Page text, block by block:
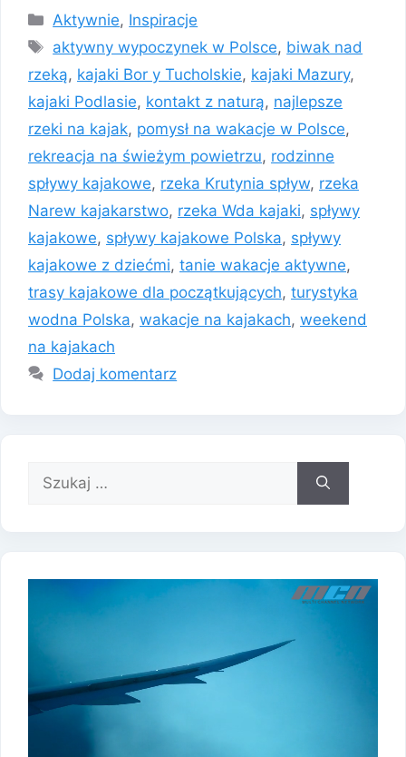
Kategorie
Aktywnie, Inspiracje
Tagi
aktywny wypoczynek w Polsce, biwak nad
rzeką, kajaki Bor y Tucholskie, kajaki Mazury,
kajaki Podlasie, kontakt z naturą, najlepsze
rzeki na kajak, pomysł na wakacje w Polsce,
rekreacja na świeżym powietrzu, rodzinne
spływy kajakowe, rzeka Krutynia spływ, rzeka
Narew kajakarstwo, rzeka Wda kajaki, spływy
kajakowe, spływy kajakowe Polska, spływy
kajakowe z dziećmi, tanie wakacje aktywne,
trasy kajakowe dla początkujących, turystyka
wodna Polska, wakacje na kajakach, weekend
na kajakach
Dodaj komentarz
Szukaj: